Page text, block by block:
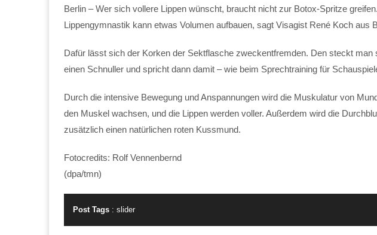
Berlin – Wer sich vollere Lippen wünscht, braucht nicht zur Botox-Spritze
Lippengymnastik kann etwas Volumen aufbauen, sagt Visagist René Koch aus
Dafür lässt sich der Korken der Sektflasche zweckentfremden. Den steckt man
einen Schnuller und spricht dann damit – wie beim Sprechtraining für
Durch die intensive Bewegung und Anspannungen wird die Muskulatur von
den Muskel wachsen, und die Lippen werden voller. Außerdem wird die
zusätzlich einen natürlichen roten Kussmund.
Fotocredits: Rolf Vennenbernd
(dpa/tmn)
Post Tags : slider